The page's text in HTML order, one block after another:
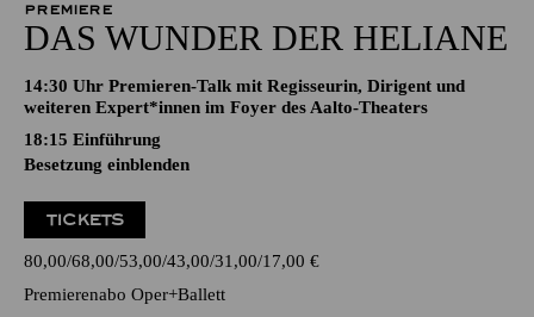
PREMIERE
DAS WUNDER DER HELIANE
14:30 Uhr Premieren-Talk mit Regisseurin, Dirigent und
weiteren Expert*innen im Foyer des Aalto-Theaters
18:15 Einführung
Besetzung einblenden
TICKETS
80,00 68,00 53,00 43,00 31,00 17,00 €
Premierenabo Oper+Ballett